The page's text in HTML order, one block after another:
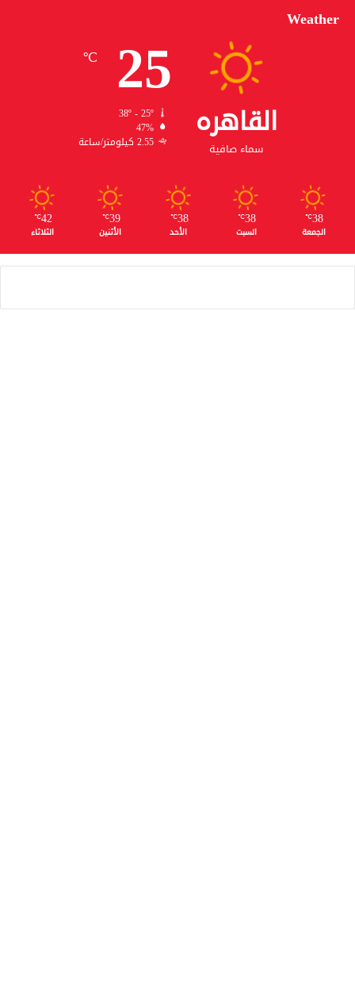
Weather
القاهره
سماء صافية
25
℃
38º - 25º
47%
2.55 كيلومتر/ساعة
38
℃
الجمعة
38
℃
السبت
38
℃
الأحد
39
℃
الأثنين
42
℃
الثلاثاء